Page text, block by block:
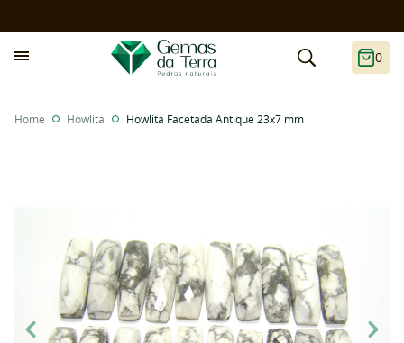
0
Home Howlita Howlita Facetada Antique 23x7 mm